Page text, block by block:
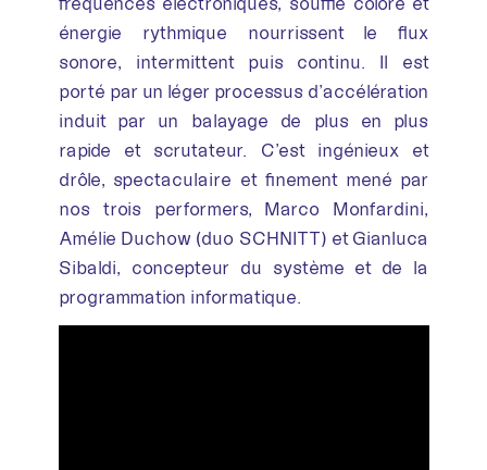
énergie rythmique nourrissent le flux
sonore, intermittent puis continu. Il est
porté par un léger processus d’accélération
induit par un balayage de plus en plus
rapide et scrutateur. C’est ingénieux et
drôle, spectaculaire et finement mené par
nos trois performers, Marco Monfardini,
Amélie Duchow (duo SCHNITT) et Gianluca
Sibaldi, concepteur du système et de la
programmation informatique.